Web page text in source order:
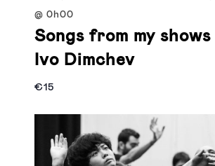
@ 0h00
Songs from my shows
Ivo Dimchev
€15